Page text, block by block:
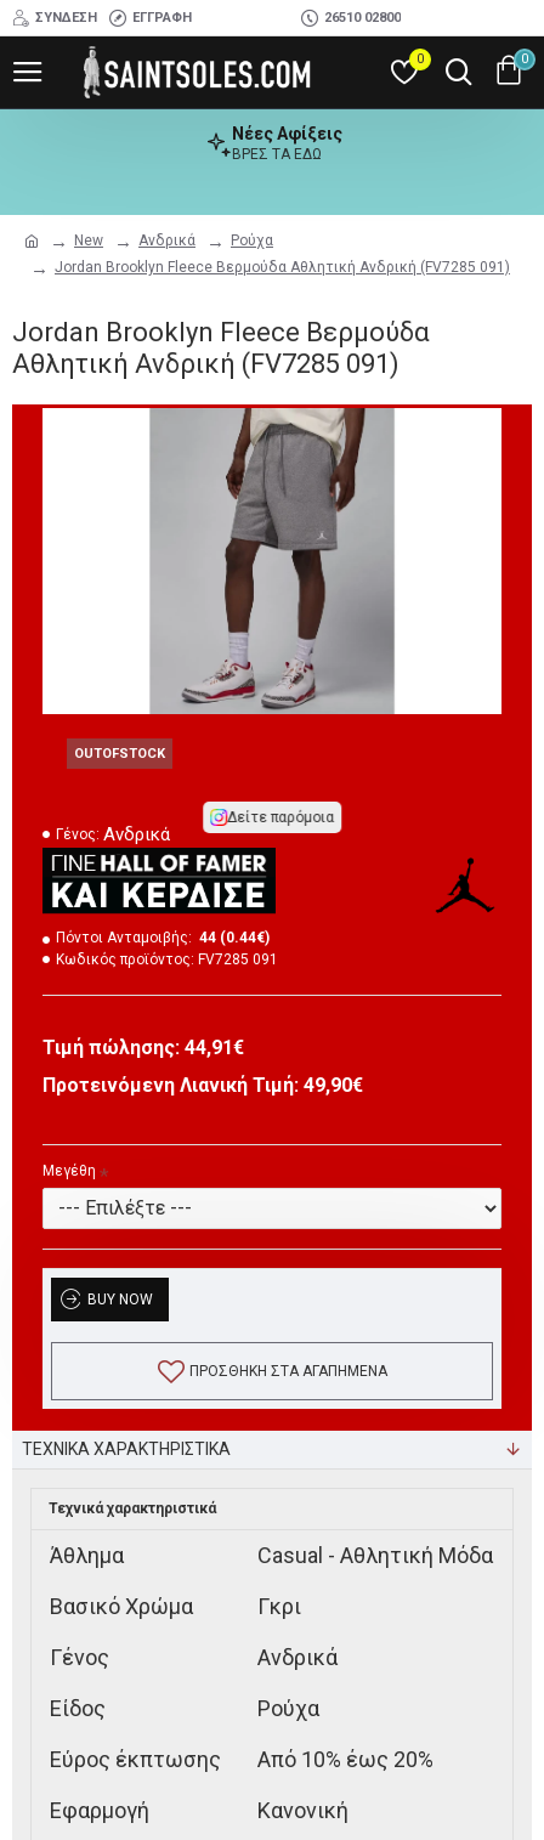
ΣΎΝΔΕΣΗ ΕΓΓΡΑΦΉ 26510 02800
0 0
New Ανδρικά
Ρούχα
Jordan Brooklyn Fleece Βερμούδα Αθλητική Ανδρική (FV7285 091)
Νέες Αφίξεις
ΒΡΕΣ ΤΑ ΕΔΩ
Jordan Brooklyn Fleece Βερμούδα
Αθλητική Ανδρική (FV7285 091)
OUTOFSTOCK
Δείτε παρόμοια
Γένος: Ανδρικά
Πόντοι Ανταμοιβής: 44 (0.44€)
Κωδικός προϊόντος: FV7285 091
Τιμή πώλησης: 44,91€
Προτεινόμενη Λιανική Τιμή: 49,90€
Μεγέθη
BUY NOW
ΠΡΟΣΘΉΚΗ ΣΤΑ ΑΓΑΠΗΜΈΝΑ
ΤΕΧΝΙΚΑ ΧΑΡΑΚΤΗΡΙΣΤΙΚΑ
Τεχνικά χαρακτηριστικά
Άθλημα
Casual - Αθλητική Μόδα
Βασικό Χρώμα
Γκρι
Γένος
Ανδρικά
Είδος
Ρούχα
Εύρος έκπτωσης
Από 10% έως 20%
Εφαρμογή
Κανονική